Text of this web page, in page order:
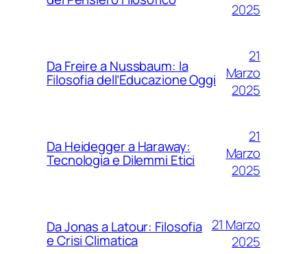
2025
Da Freire a Nussbaum: la
Filosofia dell’Educazione Oggi
21
Marzo
2025
Da Heidegger a Haraway:
Tecnologia e Dilemmi Etici
21
Marzo
2025
Da Jonas a Latour: Filosofia
e Crisi Climatica
21 Marzo
2025